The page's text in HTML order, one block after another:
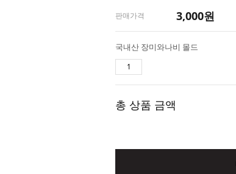
판매가격 3,000원
국내산 장미와나비 몰드
총 상품 금액